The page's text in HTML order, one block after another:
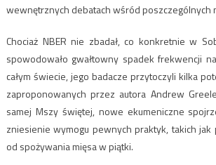
wewnętrznych debatach wśród poszczególnych
Chociaż NBER nie zbadał, co konkretnie w
spowodowało gwałtowny spadek frekwencji
całym świecie, jego badacze przytoczyli kilka
zaproponowanych przez autora Andrew
samej Mszy świętej, nowe ekumeniczne
zniesienie wymogu pewnych praktyk, takich
od spożywania mięsa w piątki.